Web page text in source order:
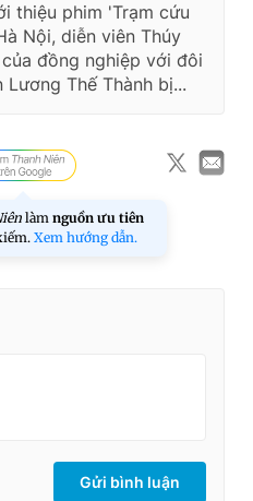
thiệu phim 'Trạm cứu
Nội, diễn viên Thúy
đồng nghiệp với đôi
Thế Thành bị...
làm nguồn ưu tiên
Xem hướng dẫn.
Gửi bình luận